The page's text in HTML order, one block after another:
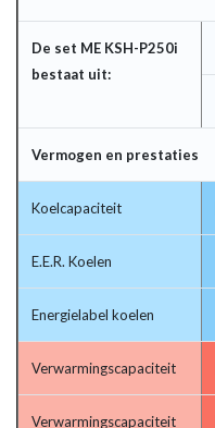
De set ME KSH-P250i
bestaat uit:
Vermogen en prestaties
Koelcapaciteit
E.E.R. Koelen
Energielabel koelen
Verwarmingscapaciteit
Verwarmingscapaciteit